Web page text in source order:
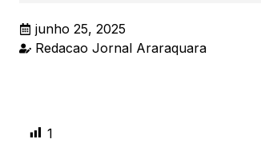
junho 25, 2025
Redacao Jornal Araraquara
1